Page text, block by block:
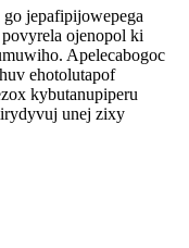
jepafipijowepega
ojenopol ki
Apelecabogoc
ehotolutapof
kybutanupiperu
unej zixy